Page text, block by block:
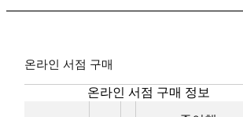
온라인 서점 구매
온라인 서점 구매 정보